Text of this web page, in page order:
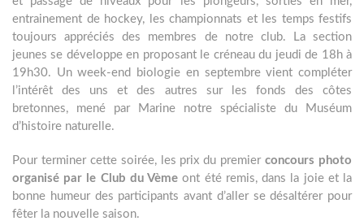
entrainement de hockey, les championnats et les temps festifs
toujours appréciés des membres de notre club. La section
jeunes se développe en proposant le créneau du jeudi de 18h à
19h30. Un week-end biologie en septembre vient compléter
l’intérêt des uns et des autres sur les fonds des côtes
bretonnes, mené par Marine notre spécialiste du Muséum
d’histoire naturelle.
Pour terminer cette soirée, les prix du premierconcours photo
organisé par le Club du Vème ont été remis, dans la joie et la
bonne humeur des participants avant d’aller se désaltérer pour
fêter la nouvelle saison.